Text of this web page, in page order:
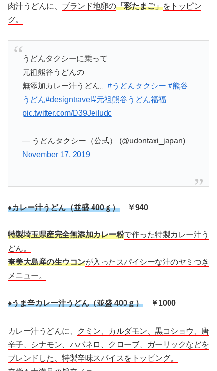
肉汁うどんに、 ブランド地卵の「彩たまご」をトッピン
グ。
うどんタクシーに乗って
元祖熊谷うどんの
無添加カレー汁うどん。 #うどんタクシー #熊谷
うどん#designtravel #元祖熊谷うどん福福
pic.twitter.com/D39JeiIudc
— うどんタクシー（公式） (@udontaxi_japan)
November 17, 2019
♦カレー汁うどん（並盛 400ｇ） ￥940
特製埼玉県産完全無添加カレー粉で作った特製カレー汁う
どん。
奄美大島産の生ウコンが入ったスパイシーな汁のヤミつき
メニュー。
♦うま辛カレー汁うどん（並盛 400ｇ） ￥1000
カレー汁うどんに、
クミン、カルダモン、黒コショウ、唐
辛子、シナモン、ハバネロ、クローブ、ガーリックなどを
ブレンドした、特製辛味スパイスをトッピング。